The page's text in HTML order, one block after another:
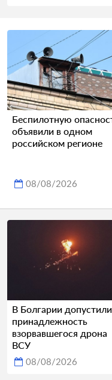
Беспилотную
объявили в одном
российском регионе
08/08/2026
В Болгарии допустили
принадлежность
взорвавшегося дрона
ВСУ
08/08/2026